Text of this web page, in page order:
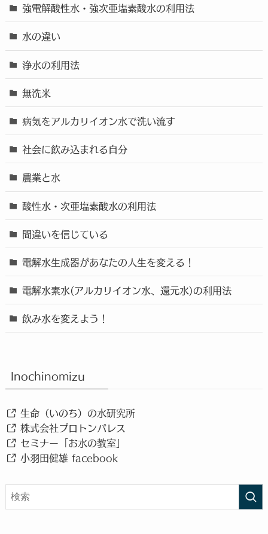
強電解酸性水・強次亜塩素酸水の利用法
水の違い
浄水の利用法
無洗米
病気をアルカリイオン水で洗い流す
社会に飲み込まれる自分
農業と水
酸性水・次亜塩素酸水の利用法
間違いを信じている
電解水生成器があなたの人生を変える！
電解水素水(アルカリイオン水、還元水)の利用法
飲み水を変えよう！
Inochinomizu
生命（いのち）の水研究所
株式会社プロトンパレス
セミナー「お水の教室」
小羽田健雄 facebook